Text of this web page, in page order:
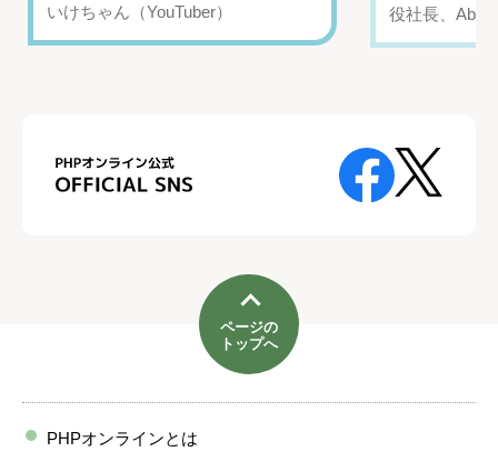
いけちゃん（YouTuber）
役社長、
ページの
トップへ
PHPオンラインとは